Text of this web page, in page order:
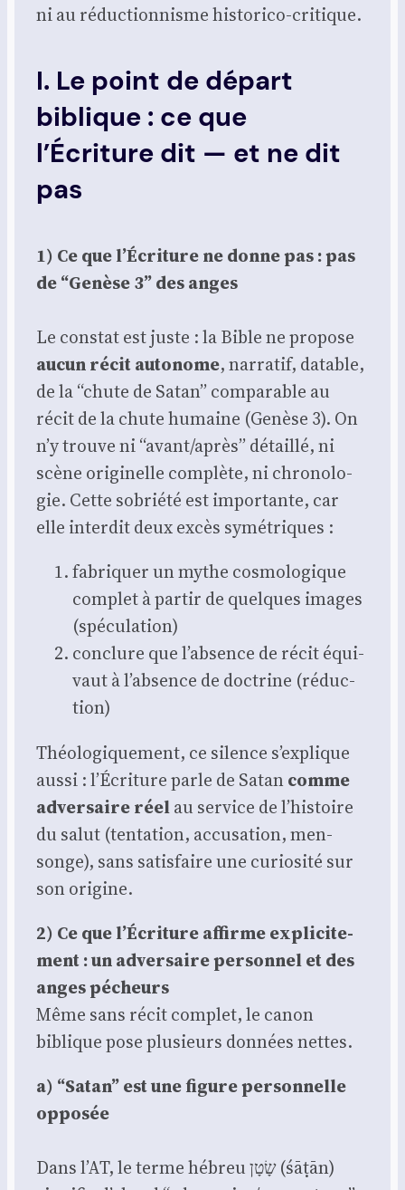
ni au réduc­tion­nisme his­to­ri­co-cri­tique.
I. Le point de départ
biblique : ce que
l’Écriture dit — et ne dit
pas
1) Ce que l’Écriture ne donne pas : pas
de “Genèse 3” des anges
Le constat est juste : la Bible ne pro­pose
aucun récit auto­nome, nar­ra­tif, datable,
de la “chute de Satan” com­pa­rable au
récit de la chute humaine (Genèse 3). On
n’y trouve ni “avant/après” détaillé, ni
scène ori­gi­nelle com­plète, ni chro­no­lo­
gie. Cette sobrié­té est impor­tante, car
elle inter­dit deux excès symé­triques :
fabri­quer un mythe cos­mo­lo­gique
com­plet à par­tir de quelques images
(spé­cu­la­tion)
conclure que l’absence de récit équi­
vaut à l’absence de doc­trine (réduc­
tion)
Théo­lo­gi­que­ment, ce silence s’explique
aus­si : l’Écriture parle de Satancomme
adver­saire réelau ser­vice de l’histoire
du salut (ten­ta­tion, accu­sa­tion, men­
songe), sans satis­faire une curio­si­té sur
son ori­gine.
2) Ce que l’Écriture affirme expli­ci­te­
ment : un adver­saire per­son­nel et des
anges pécheurs
Même sans récit com­plet, le canon
biblique pose plu­sieurs don­nées nettes.
a) “Satan” est une figure per­son­nelle
oppo­sée
Dans l’AT, le terme hébreu שָׂטָן (śāṭān)